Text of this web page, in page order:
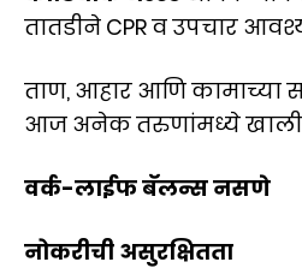
तातडीने CPR व उपचार
ताण, आहार आणि कामाच्या
आज अनेक तरुणांमध्ये
वर्क-लाईफ बॅलन्स नसणे
नोकरीची असुरक्षितता